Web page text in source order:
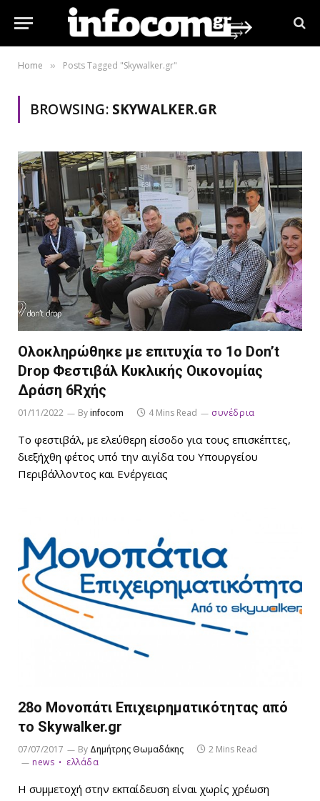
Home » Posts Tagged "Skywalker.gr"
BROWSING: SKYWALKER.GR
Ολοκληρώθηκε με επιτυχία το 1o Don’t
Drop Φεστιβάλ Κυκλικής Οικονομίας
Δράση 6Rχής
01/11/2022 Byinfocom 4 Mins Read συνέδρια
Το φεστιβάλ, με ελεύθερη είσοδο για τους επισκέπτες,
διεξήχθη φέτος υπό την αιγίδα του Υπουργείου
Περιβάλλοντος και Ενέργειας
28ο Μονοπάτι Επιχειρηματικότητας από
το Skywalker.gr
07/07/2017 By Δημήτρης Θωμαδάκης
2 Mins Read
news
ελλάδα
Η συμμετοχή στην εκπαίδευση είναι χωρίς χρέωση